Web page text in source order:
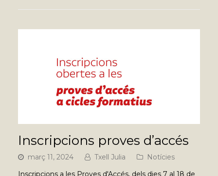
Inscripcions proves d’accés
març 11, 2024 Txell Julia
Notícies
Inscripcions a les Proves d'Accés, dels dies 7 al 18 de